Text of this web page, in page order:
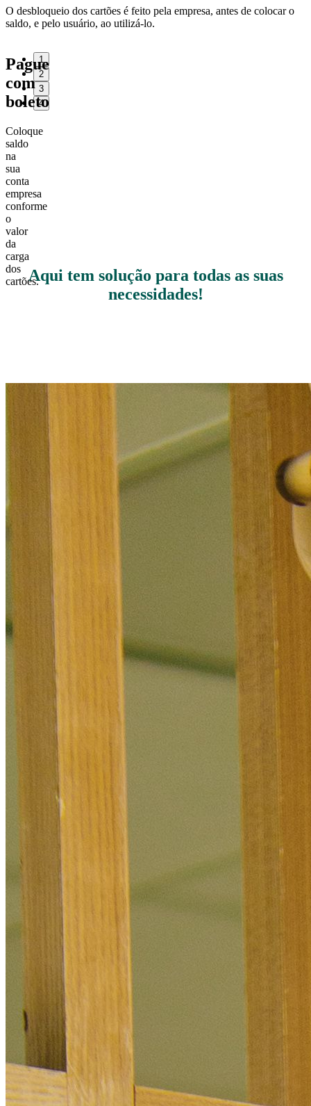
O desbloqueio dos cartões é feito pela empresa, antes de colocar o
saldo, e pelo usuário, ao utilizá-lo.
Pague
com
boleto
Coloque
saldo
na
sua
conta
empresa
conforme
o
valor
da
carga
dos
cartões.
1
2
3
4
Aqui tem solução para todas as suas
necessidades!